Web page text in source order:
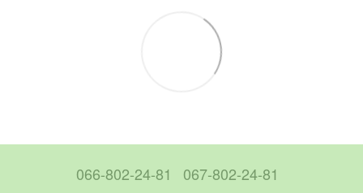
066-802-24-81 067-802-24-81